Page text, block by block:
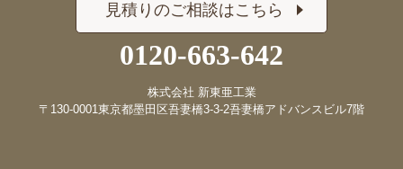
見積りのご相談はこちら
0120-663-642
株式会社 新東亜工業
〒130-0001東京都墨田区吾妻橋3-3-2吾妻橋アドバンスビル7階